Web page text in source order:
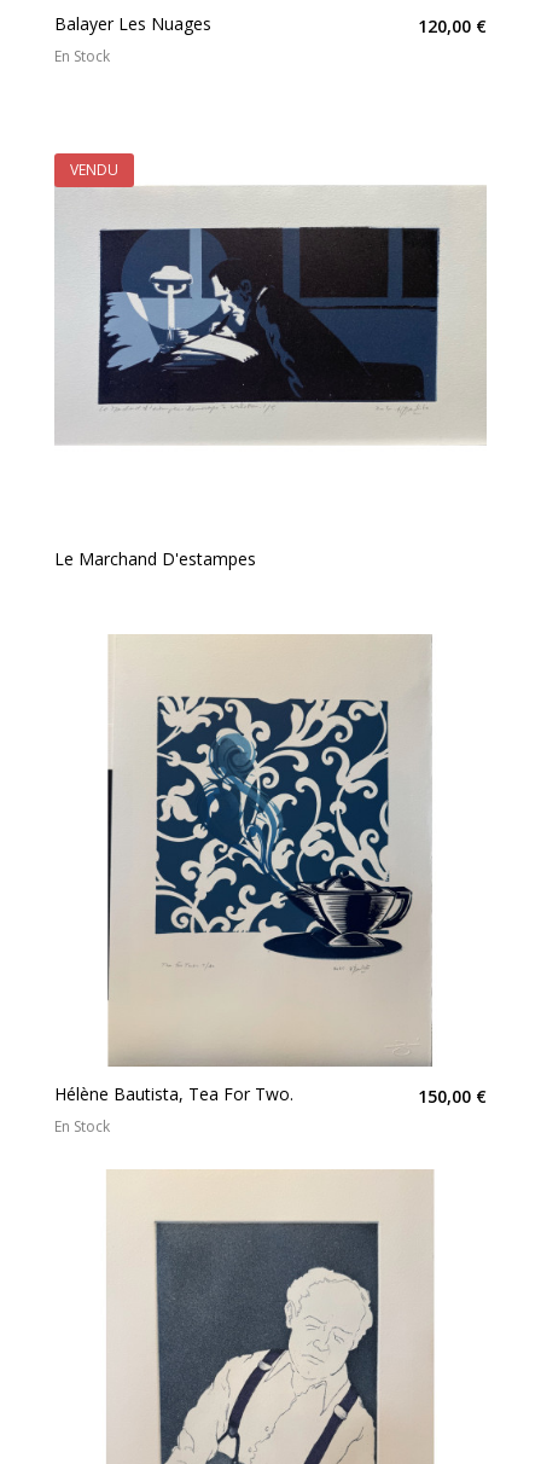
Balayer Les Nuages 120,00 €
En Stock
Le Marchand D'estampes
VENDU
Hélène Bautista, Tea For Two. 150,00 €
En Stock